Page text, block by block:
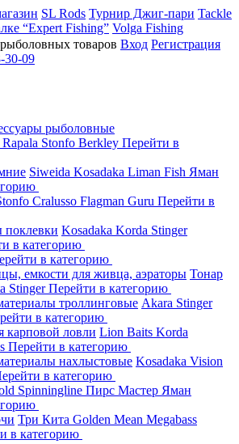
SL Rods Турнир Джиг-пари Tackle
“Expert Fishing” Volga Fishing
товаров Вход Регистрация
30-09
рыболовные
Rapala Stonfo Berkley Перейти в
Siweida Kosadaka Liman Fish Яман
Cralusso Flagman Guru Перейти в
поклевки Kosadaka Korda Stinger
в категорию
в категорию
емкости для живца, аэраторы Тонар
StingerПерейти в категорию
троллинговые Akara Stinger
в категорию
карповой ловли Lion Baits Korda
Перейти в категорию
нахлыстовые Kosadaka Vision
в категорию
Spinningline Пирс Мастер Яман
Три Кита Golden Mean Megabass
в категорию